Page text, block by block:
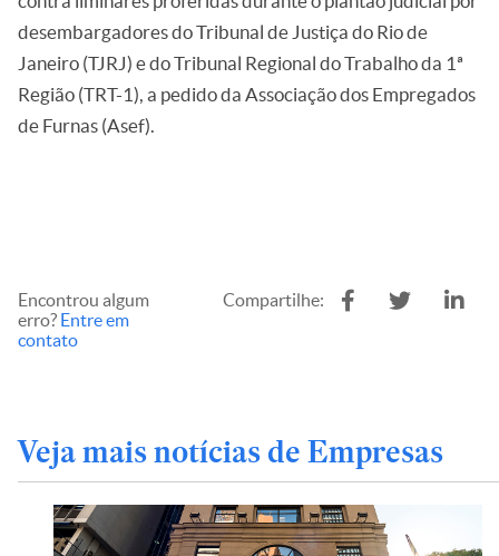
desembargadores do Tribunal de Justiça do Rio de
Janeiro (TJRJ) e do Tribunal Regional do Trabalho da 1ª
Região (TRT-1), a pedido da Associação dos Empregados
de Furnas (Asef).
Encontrou algum
erro? Entre em
contato
Compartilhe:
Veja mais notícias de Empresas